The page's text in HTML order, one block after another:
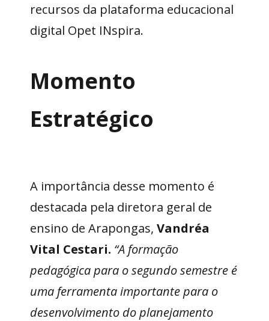
recursos da plataforma educacional
digital Opet INspira.
Momento
Estratégico
A importância desse momento é
destacada pela diretora geral de
ensino de Arapongas, Vandréa
Vital Cestari. “A formação
pedagógica para o segundo semestre é
uma ferramenta importante para o
desenvolvimento do planejamento